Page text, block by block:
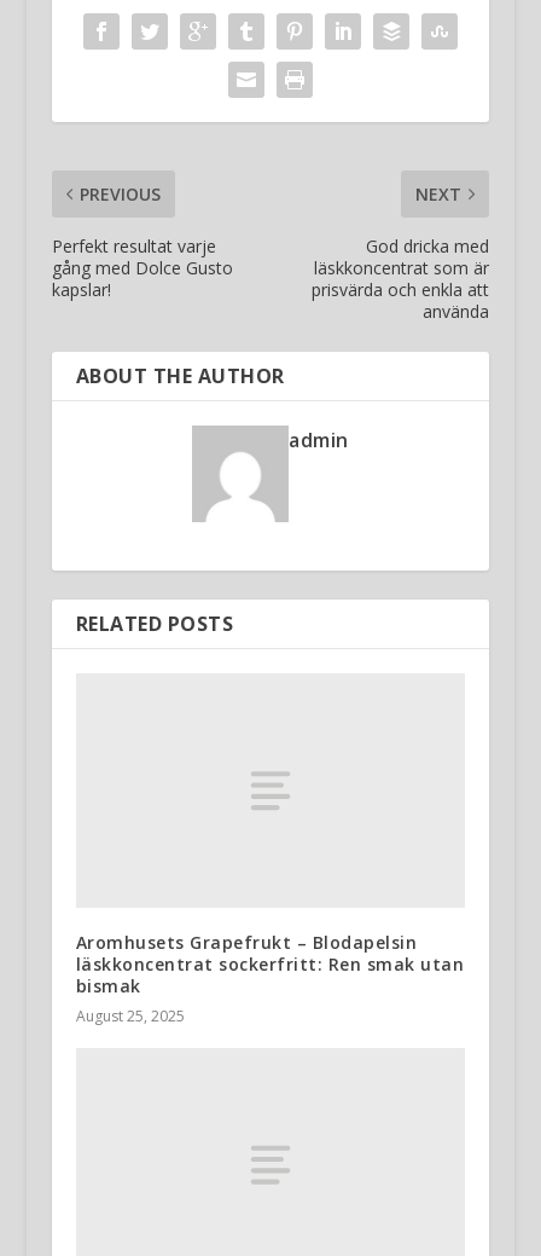
PREVIOUS
Perfekt resultat varje
gång med Dolce Gusto
kapslar!
NEXT
God dricka med
läskkoncentrat som är
prisvärda och enkla att
använda
ABOUT THE AUTHOR
admin
RELATED POSTS
Aromhusets Grapefrukt – Blodapelsin
läskkoncentrat sockerfritt: Ren smak utan
bismak
August 25, 2025